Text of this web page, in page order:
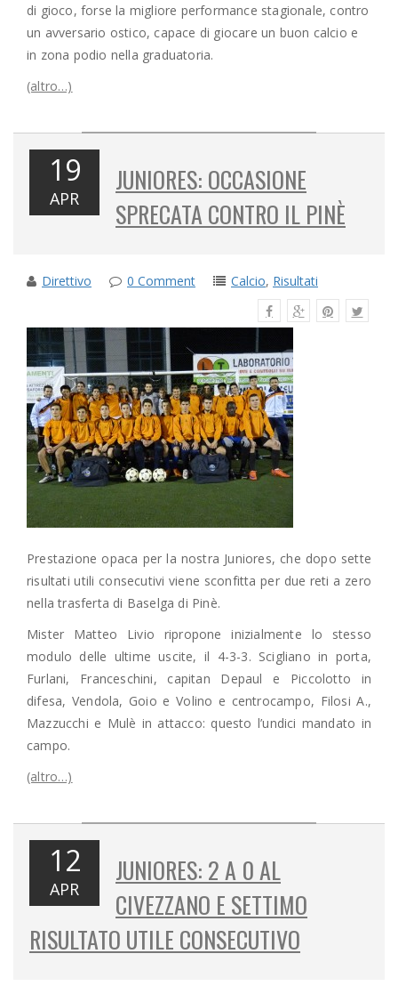
di gioco, forse la migliore performance stagionale, contro
un avversario ostico, capace di giocare un buon calcio e
in zona podio nella graduatoria.
(altro…)
19
APR
JUNIORES: OCCASIONE
SPRECATA CONTRO IL PINÈ
Direttivo 0 Comment Calcio, Risultati
Prestazione opaca per la nostra Juniores, che dopo sette
risultati utili consecutivi viene sconfitta per due reti a zero
nella trasferta di Baselga di Pinè.
Mister Matteo Livio ripropone inizialmente lo stesso
modulo delle ultime uscite, il 4-3-3. Scigliano in porta,
Furlani, Franceschini, capitan Depaul e Piccolotto in
difesa, Vendola, Goio e Volino e centrocampo, Filosi A.,
Mazzucchi e Mulè in attacco: questo l’undici mandato in
campo.
(altro…)
12
APR
JUNIORES: 2 A 0 AL
CIVEZZANO E SETTIMO
RISULTATO UTILE CONSECUTIVO